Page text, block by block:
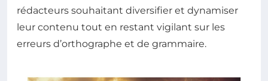
rédacteurs souhaitant diversifier et dynamiser
leur contenu tout en restant vigilant sur les
erreurs d’orthographe et de grammaire.